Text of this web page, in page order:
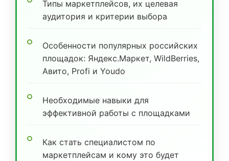
Типы маркетплейсов, их целевая
аудитория и критерии выбора
Особенности популярных российских
площадок: Яндекс.Маркет, WildBerries,
Авито, Profi и Youdo
Необходимые навыки для
эффективной работы с площадками
Как стать специалистом по
маркетплейсам и кому это будет